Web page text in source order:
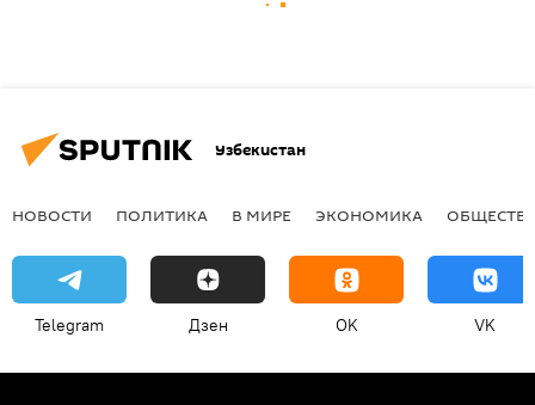
Узбекистан
НОВОСТИ ПОЛИТИКА В МИРЕ ЭКОНОМИКА
Telegram Дзен OK VK